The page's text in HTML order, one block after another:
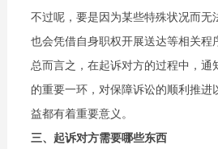
不过呢，要是因为某些特殊状况而无
也会凭借自身职权开展送达等相关程
总而言之，在起诉对方的过程中，通
的重要一环，对保障诉讼的顺利推进
益都有着重要意义。
三、起诉对方需要哪些东西